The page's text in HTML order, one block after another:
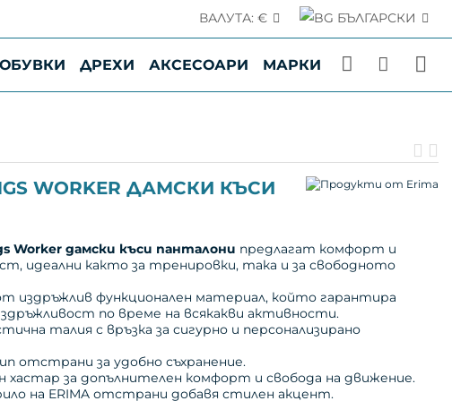
места по Българското Черноморие, в момента са с
компания и са извън нашия пряк контрол.
БЪЛГАРСКИ
ВАЛУТА: €
ОБУВКИ ДРЕХИ АКСЕСОАРИ МАРКИ
WORKER ДАМСКИ КЪСИ
Worker дамски къси панталони предлагат комфорт и
идеални както за тренировки, така и за свободното
издръжлив функционален материал, който гарантира
по време на всякакви активности.
талия с връзка за сигурно и персонализирано
отстрани за удобно съхранение.
за допълнителен комфорт и свобода на движение.
на ERIMA отстрани добавя стилен акцент.